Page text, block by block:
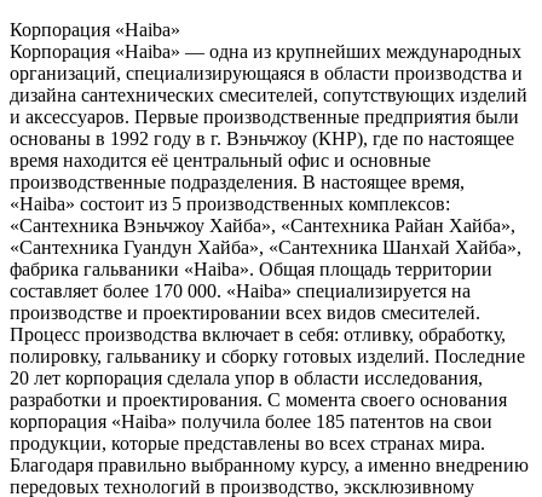
Корпорация «Haiba»
Корпорация «Haiba» — одна из крупнейших международных
организаций, специализирующаяся в области производства и
дизайна сантехнических смесителей, сопутствующих изделий
и аксессуаров. Первые производственные предприятия были
основаны в 1992 году в г. Вэньчжоу (КНР), где по настоящее
время находится её центральный офис и основные
производственные подразделения. В настоящее время,
«Haiba» состоит из 5 производственных комплексов:
«Сантехника Вэньчжоу Хайба», «Сантехника Райан Хайба»,
«Сантехника Гуандун Хайба», «Сантехника Шанхай Хайба»,
фабрика гальваники «Haiba». Общая площадь территории
составляет более 170 000. «Haiba» специализируется на
производстве и проектировании всех видов смесителей.
Процесс производства включает в себя: отливку, обработку,
полировку, гальванику и сборку готовых изделий. Последние
20 лет корпорация сделала упор в области исследования,
разработки и проектирования. С момента своего основания
корпорация «Haiba» получила более 185 патентов на свои
продукции, которые представлены во всех странах мира.
Благодаря правильно выбранному курсу, а именно внедрению
передовых технологий в производство, эксклюзивному